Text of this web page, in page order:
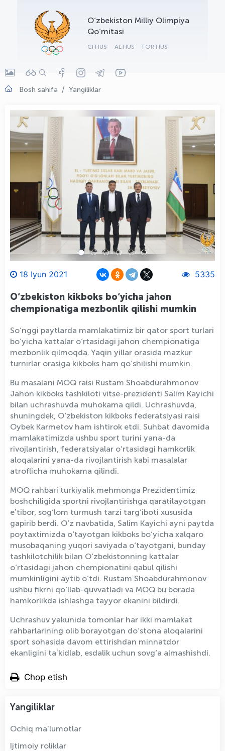
O‘zbekiston Milliy Olimpiya
Qo‘mitasi
CITIUS ALTIUS FORTIUS
Bosh sahifa Yangiliklar
18 Iyun 2021 5335
O‘zbekiston kikboks bo‘yicha jahon
chempionatiga mezbonlik qilishi mumkin
So‘nggi paytlarda mamlakatimiz bir qator sport turlari
bo‘yicha kattalar o‘rtasidagi jahon chempionatiga
mezbonlik qilmoqda. Yaqin yillar orasida mazkur
turnirlar orasiga kikboks ham qo‘shilishi mumkin.
Bu masalani MOQ raisi Rustam Shoabdurahmonov
Jahon kikboks tashkiloti vitse-prezidenti Salim Kayichi
bilan uchrashuvda muhokama qildi. Uchrashuvda,
shuningdek, O‘zbekiston kikboks federatsiyasi raisi
Oybek Karmetov ham ishtirok etdi. Suhbat davomida
mamlakatimizda ushbu sport turini yana-da
rivojlantirish, federatsiyalar o‘rtasidagi hamkorlik
aloqalarini yana-da rivojlantirish kabi masalalar
atroflicha muhokama qilindi.
MOQ rahbari turkiyalik mehmonga Prezidentimiz
boshchiligida sportni rivojlantirishga qaratilayotgan
eʼtibor, sog‘lom turmush tarzi targ‘iboti xususida
gapirib berdi. O‘z navbatida, Salim Kayichi ayni paytda
poytaxtimizda o‘tayotgan kikboks bo‘yicha xalqaro
musobaqaning yuqori saviyada o‘tayotgani, bunday
tashkilotchilik bilan O‘zbekistonning kattalar
o‘rtasidagi jahon chempionatini qabul qilishi
mumkinligini aytib o‘tdi. Rustam Shoabdurahmonov
ushbu fikrni qo‘llab-quvvatladi va MOQ bu borada
hamkorlikda ishlashga tayyor ekanini bildirdi.
Uchrashuv yakunida tomonlar har ikki mamlakat
rahbarlarining olib borayotgan do‘stona aloqalarini
sport sohasida davom ettirishdan minnatdor
ekanligini taʼkidlab, esdalik uchun sovg‘a almashishdi.
Chop etish
Yangiliklar
Ochiq ma'lumotlar
Ijtimoiy roliklar
OLYMPCHIK AI - yordamchi
Onlayn · olympic.uz